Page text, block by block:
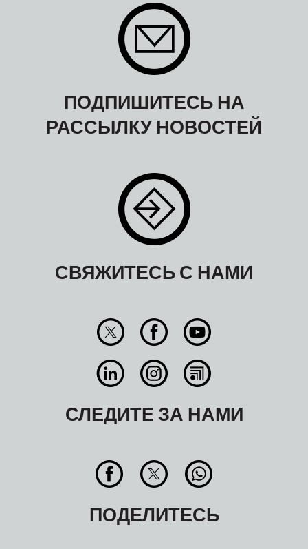
ПОДПИШИТЕСЬ НА
РАССЫЛКУ НОВОСТЕЙ
СВЯЖИТЕСЬ С НАМИ
СЛЕДИТЕ ЗА НАМИ
ПОДЕЛИТЕСЬ